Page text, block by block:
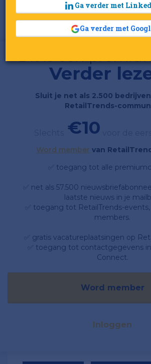
Het Italiaanse Cisafla schrapt
Dit is een
Verder
Sluit je net als 2.500
RetailTrends-
€10
Word member van
✅ toegang tot alle
✅ net als 57.500
laatste nieuws in je
✅ toegang tot RetailTrends-
members.
✅ gratis vacatureplaatsingen op
✅ toegang tot contactgegevens
Connect.
Word member
Inloggen
Ga verder met
Ga verder met